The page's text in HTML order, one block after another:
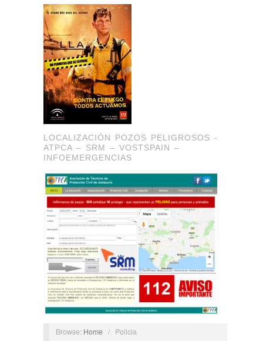
LOCALIZACIÓN POZOS PELIGROSOS -
ATPCA – SRM – VOSTSPAIN –
INFOEMERGENCIAS
Browse: Home / Policia